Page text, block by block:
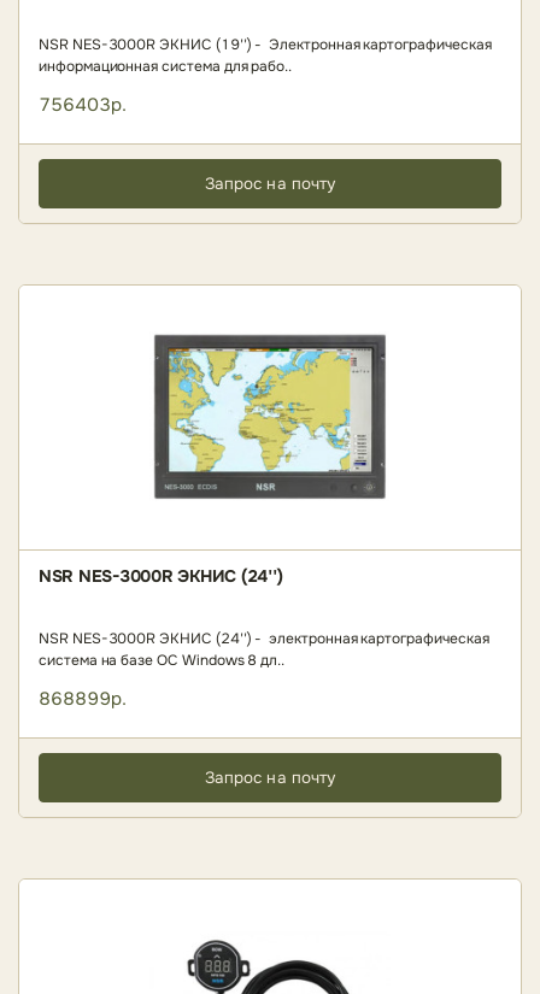
NSR NES-3000R ЭКНИС (19'') - Электронная картографическая
информационная система для рабо..
756403р.
Запрос на почту
NSR NES-3000R ЭКНИС (24'')
NSR NES-3000R ЭКНИС (24'') - электронная картографическая
система на базе ОС Windows 8 дл..
868899р.
Запрос на почту